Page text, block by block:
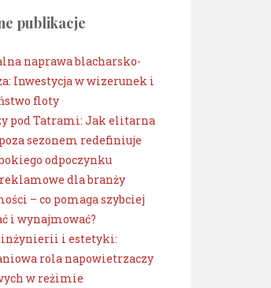
publikacje
naprawa blacharsko-
Inwestycja w wizerunek i
floty
pod Tatrami: Jak elitarna
sezonem redefiniuje
odpoczynku
dla branży
– co pomaga szybciej
i wynajmować?
inżynierii i estetyki:
rola napowietrzaczy
w reżimie